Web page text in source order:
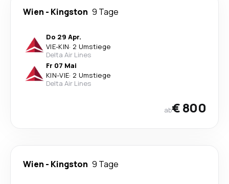
Wien - Kingston 9 Tage
Do 29 Apr.
VIE-KIN· 2 Umstiege
Delta Air Lines
Fr 07 Mai
KIN-VIE· 2 Umstiege
Delta Air Lines
ab€ 800
Wien - Kingston 9 Tage